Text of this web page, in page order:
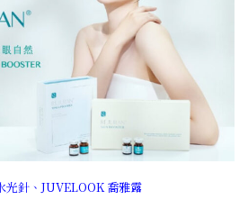
光針、 JUVELOOK 喬雅露